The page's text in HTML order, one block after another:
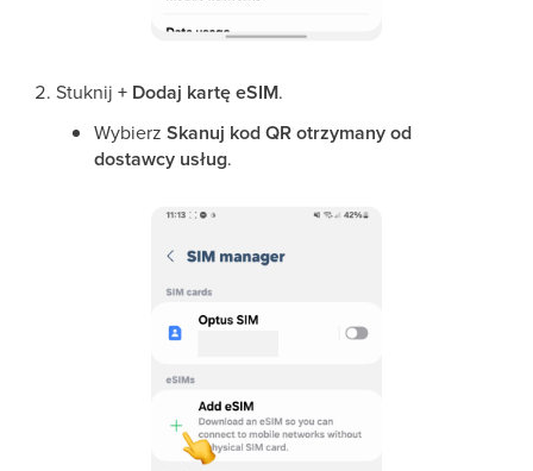
Stuknij + Dodaj kartę eSIM.
Wybierz Skanuj kod QR otrzymany od
dostawcy usług.